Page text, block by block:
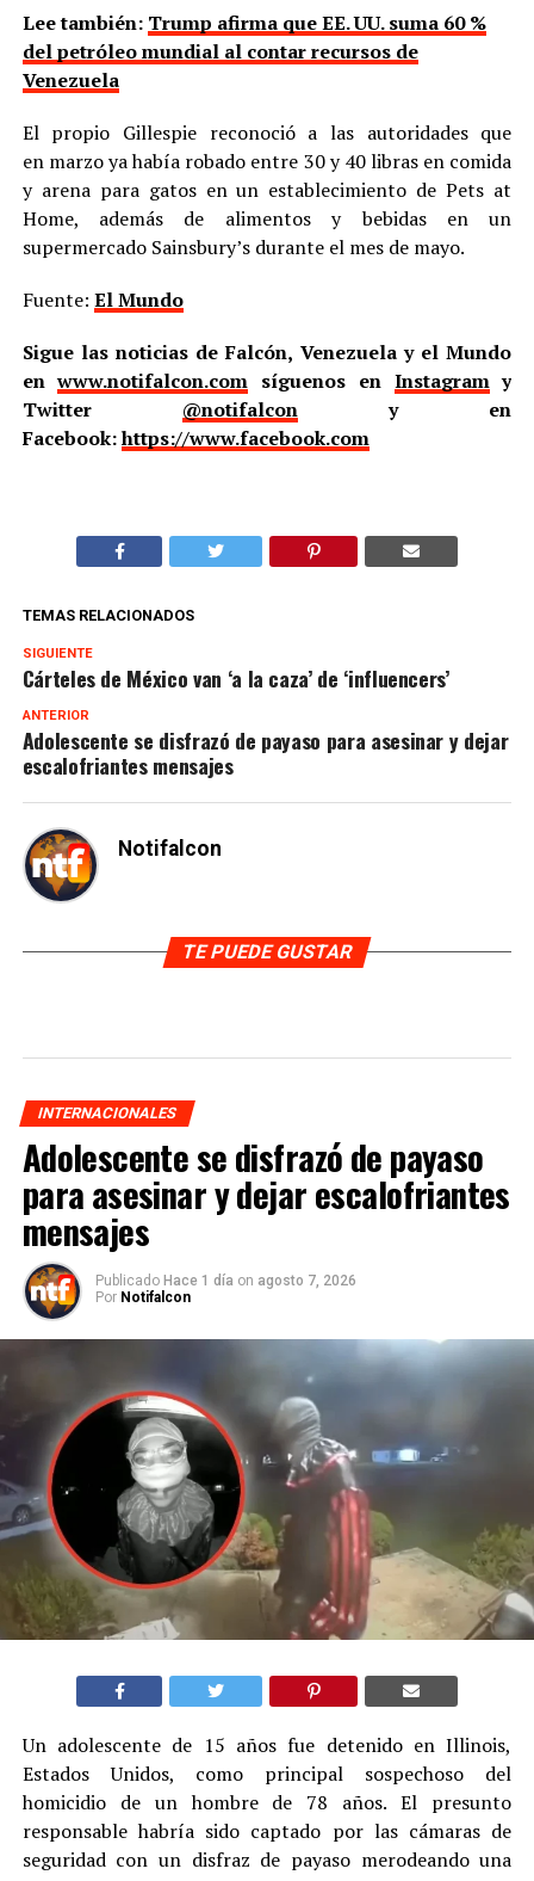
Lee también: Trump afirma que EE. UU. suma 60 %
del petróleo mundial al contar recursos de
Venezuela
El propio Gillespie reconoció a las autoridades que
en marzo ya había robado entre 30 y 40 libras en comida
y arena para gatos en un establecimiento de Pets at
Home, además de alimentos y bebidas en un
supermercado Sainsbury’s durante el mes de mayo.
Fuente: El Mundo
Sigue las noticias de Falcón, Venezuela y el Mundo
enwww.notifalcon.com síguenos en Instagramy
Twitter @notifalcony en
Facebook:https://www.facebook.com
TEMAS RELACIONADOS
SIGUIENTE
Cárteles de México van ‘a la caza’ de ‘influencers’
ANTERIOR
Adolescente se disfrazó de payaso para asesinar y dejar
escalofriantes mensajes
Notifalcon
TE PUEDE GUSTAR
INTERNACIONALES
Adolescente se disfrazó de payaso
para asesinar y dejar escalofriantes
mensajes
Publicado Hace 1 día on agosto 7, 2026
Por Notifalcon
Un adolescente de 15 años fue detenido en Illinois,
Estados Unidos, como principal sospechoso del
homicidio de un hombre de 78 años. El presunto
responsable habría sido captado por las cámaras de
seguridad con un disfraz de payaso merodeando una